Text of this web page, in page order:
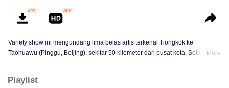
Variety show ini mengundang lima belas artis terkenal Tiongkok ke
Taohuawu (Pinggu, Beijing), sekitar 50 kilometer dari pusat kota. Selama 21
ditampilkan dengan jelas kehidupan masyarakat Tiongkok masa kini. Pada
More
Playlist